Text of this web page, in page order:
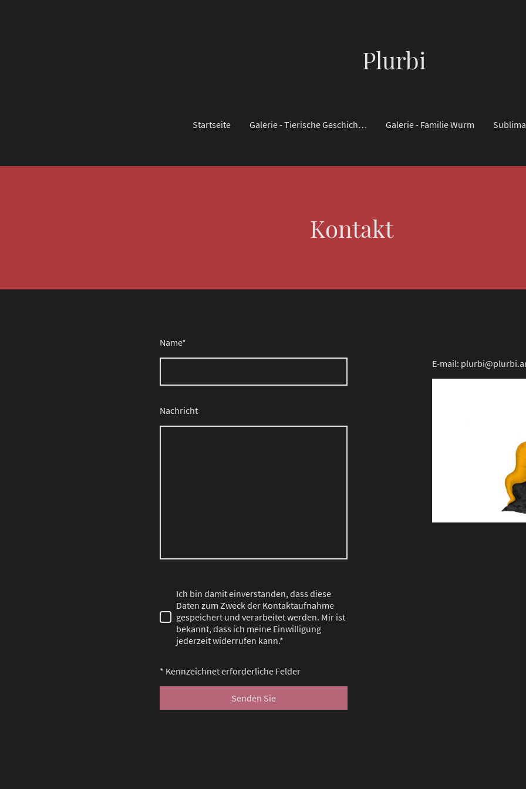
Plurbi
Startseite Galerie - Tierische Geschichten Galerie - Familie Wurm
Kontakt
Name*
Nachricht
Ich bin damit einverstanden, dass diese
Daten zum Zweck der Kontaktaufnahme
gespeichert und verarbeitet werden. Mir ist
bekannt, dass ich meine Einwilligung
jederzeit widerrufen kann.*
* Kennzeichnet erforderliche Felder
Senden Sie
E-mail: